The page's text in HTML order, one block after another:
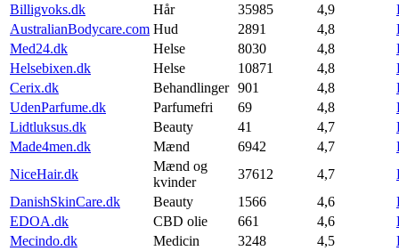
Billigvoks.dk
Hår 35985 4,9
AustralianBodycare.com Hud 2891 4,8
Med24.dk
Helse 8030 4,8
Helsebixen.dk
Helse 10871 4,8
Cerix.dk
Behandlinger 901 4,8
UdenParfume.dk
Parfumefri 69 4,8
Lidtluksus.dk
Beauty 41 4,7
Made4men.dk
Mænd 6942 4,7
NiceHair.dk
Mænd og
kvinder
37612 4,7
DanishSkinCare.dk
Beauty 1566 4,6
EDOA.dk
CBD olie 661 4,6
Mecindo.dk
Medicin 3248 4,5